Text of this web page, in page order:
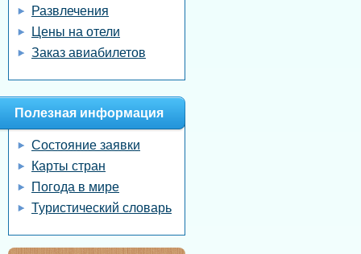
Развлечения
Цены на отели
Заказ авиабилетов
Полезная информация
Состояние заявки
Карты стран
Погода в мире
Туристический словарь